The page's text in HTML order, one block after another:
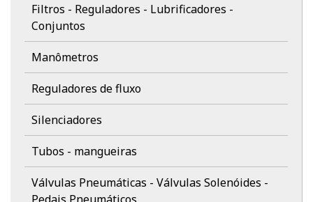
Filtros - Reguladores - Lubrificadores -
Conjuntos
Manômetros
Reguladores de fluxo
Silenciadores
Tubos - mangueiras
Válvulas Pneumáticas - Válvulas Solenóides -